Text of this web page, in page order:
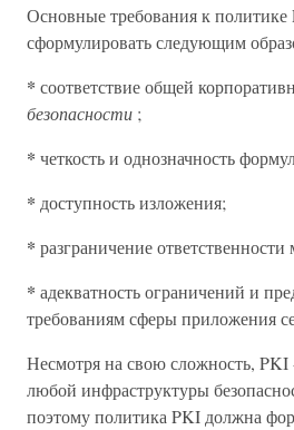
Основные требования к
сформулировать следующим
* соответствие общей
безопасности ;
* четкость и однозначность
* доступность изложения;
* разграничение
* адекватность ограничений и
требованиям сферы приложения
Несмотря на свою сложность, PKI
любой инфраструктуры
поэтому политика PKI должна